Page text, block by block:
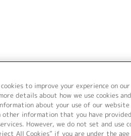
to improve your experience on
details about how we use cookies
about your use of our
other information that you have
However, we do not set and use
All Cookies” if you are under the